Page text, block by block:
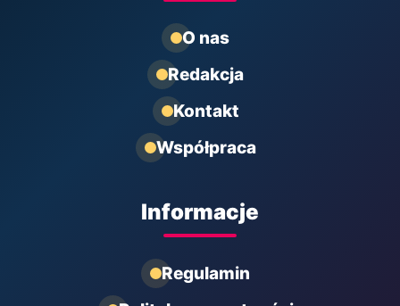
O nas
Redakcja
Kontakt
Współpraca
Informacje
Regulamin